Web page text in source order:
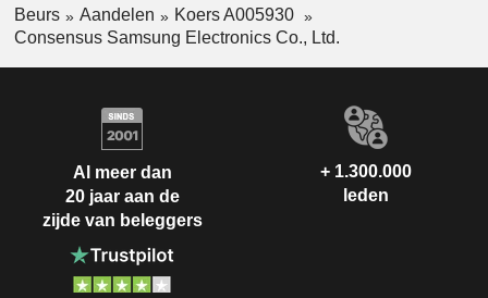
Beurs Aandelen
Koers A005930
Consensus Samsung Electronics Co., Ltd.
Al meer dan
20 jaar aan de
zijde van beleggers
+ 1.300.000
leden